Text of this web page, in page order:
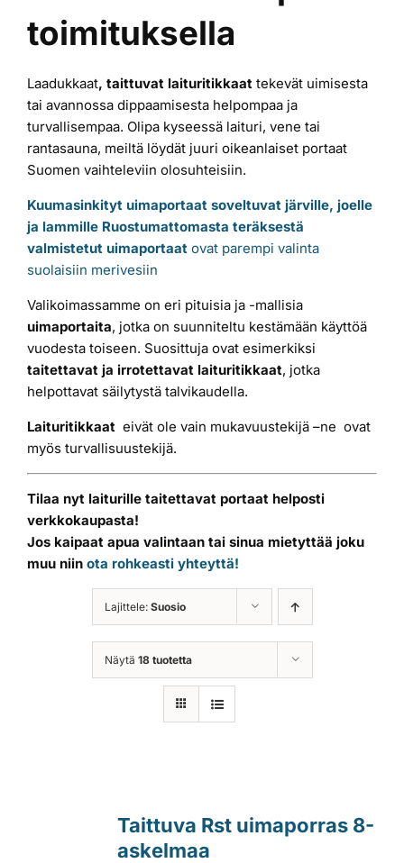
Laiturit
Valmistajat
Rahoitus
Asiakaskokemuksia
toimituksella
Laadukkaat, taittuvat laituritikkaat tekevät uimisesta
tai avannossa dippaamisesta helpompaa ja
turvallisempaa. Olipa kyseessä laituri, vene tai
rantasauna, meiltä löydät juuri oikeanlaiset portaat
Suomen vaihteleviin olosuhteisiin.
Kuumasinkityt uimaportaat soveltuvat järville, joelle
ja lammille Ruostumattomasta teräksestä
valmistetut uimaportaat ovat parempi valinta
suolaisiin merivesiin
Valikoimassamme on eri pituisia ja -mallisia
uimaportaita, jotka on suunniteltu kestämään käyttöä
vuodesta toiseen. Suosittuja ovat esimerkiksi
taitettavat ja irrotettavat laituritikkaat, jotka
helpottavat säilytystä talvikaudella.
Laituritikkaat eivät ole vain mukavuustekijä –ne ovat
myös turvallisuustekijä.
Tilaa nyt laiturille taitettavat portaat helposti
verkkokaupasta!
Jos kaipaat apua valintaan tai sinua mietyttää joku
muu niin ota rohkeasti yhteyttä!
Lajittele: Suosio
Näytä 18 tuotetta
Taittuva Rst uimaporras 8-
askelmaa